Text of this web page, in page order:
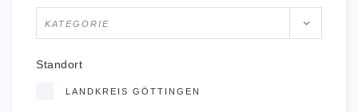
KATEGORIE
Standort
LANDKREIS GÖTTINGEN